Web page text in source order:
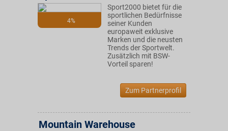
4%
Sport2000 bietet für die
sportlichen Bedürfnisse
seiner Kunden
europaweit exklusive
Marken und die neusten
Trends der Sportwelt.
Zusätzlich mit BSW-
Vorteil sparen!
Zum Partnerprofil
Mountain Warehouse